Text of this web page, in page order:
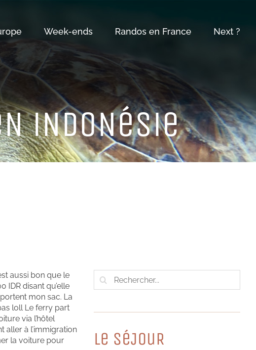
Week-ends Randos en France Next ?
iNDoNéSie
aussi bon que le
IDR disant qu’elle
mon sac. La
loll Le ferry part
via l’hôtel
aller à l’immigration
la voiture pour
Rechercher:
Le SéJouR